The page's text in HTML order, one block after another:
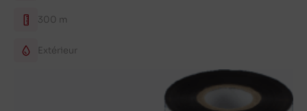
300 m
Extérieur